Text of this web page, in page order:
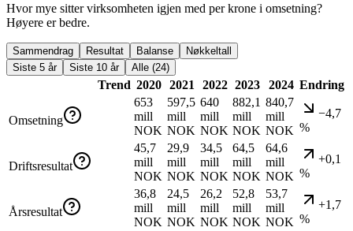
Hvor mye sitter virksomheten igjen med per krone i omsetning?
Høyere er bedre.
Sammendrag Resultat Balanse
Nøkkeltall
Siste 5 år
Siste 10 år Alle (24)
Trend 2020 2021 2022 2023 2024 Endring
Omsetning
653
mill
NOK
597,5
mill
NOK
640
mill
NOK
882,1
mill
NOK
840,7
mill
NOK
−4,7
%
Driftsresultat
45,7
mill
NOK
29,9
mill
NOK
34,5
mill
NOK
64,5
mill
NOK
64,6
mill
NOK
+0,1
%
Årsresultat
36,8
mill
NOK
24,5
mill
NOK
26,2
mill
NOK
52,8
mill
NOK
53,7
mill
NOK
+1,7
%